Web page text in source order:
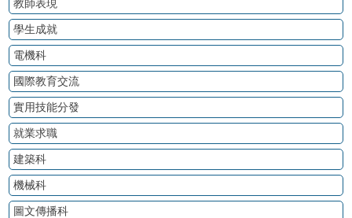
教師表現
學生成就
電機科
國際教育交流
實用技能分發
就業求職
建築科
機械科
圖文傳播科